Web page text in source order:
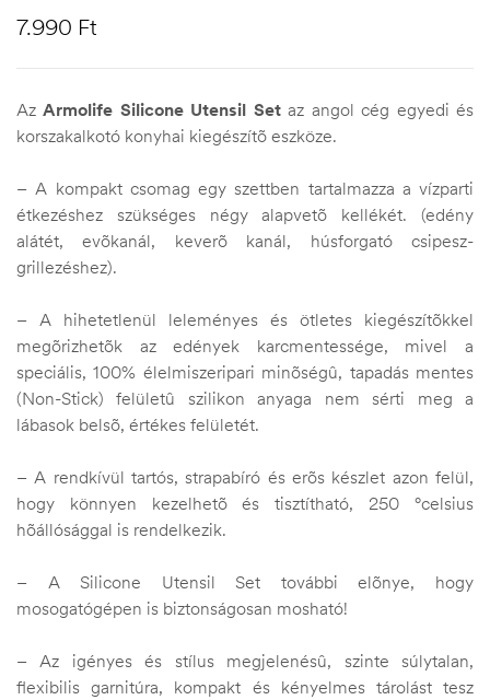
7.990 Ft
AzArmolife Silicone Utensil Setaz angol cég egyedi és
korszakalkotó konyhai kiegészítõ eszköze.
– A kompakt csomag egy szettben tartalmazza a vízparti
étkezéshez szükséges négy alapvetõ kellékét. (edény
alátét, evõkanál, keverõ kanál, húsforgató csipesz-
grillezéshez).
– A hihetetlenül leleményes és ötletes kiegészítõkkel
megõrizhetõk az edények karcmentessége, mivel a
speciális, 100% élelmiszeripari minõségû, tapadás mentes
(Non-Stick) felületû szilikon anyaga nem sérti meg a
lábasok belsõ, értékes felületét.
– A rendkívül tartós, strapabíró és erõs készlet azon felül,
hogy könnyen kezelhetõ és tisztítható, 250 °celsius
hõállósággal is rendelkezik.
– A Silicone Utensil Set további elõnye, hogy
mosogatógépen is biztonságosan mosható!
– Az igényes és stílus megjelenésû, szinte súlytalan,
flexibilis garnitúra, kompakt és kényelmes tárolást tesz